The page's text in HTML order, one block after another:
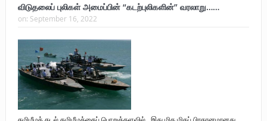
விடுதலைப் புலிகள் அமைப்பின் “கடற்புலிகளின்” வரலாறு……
on: September 16, 2022